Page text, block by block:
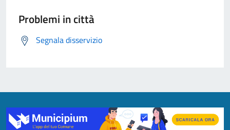
Problemi in città
Segnala disservizio